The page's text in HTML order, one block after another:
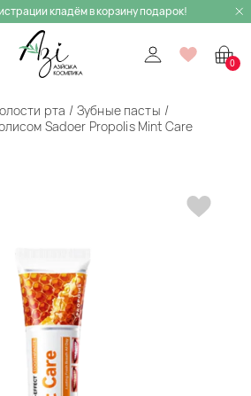
кладём в корзину подарок!
0
рта
Зубные пасты
Sadoer Propolis Mint Care